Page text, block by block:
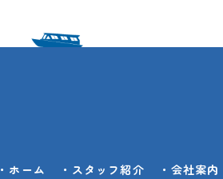
・ホーム ・スタッフ紹介 ・会社案内